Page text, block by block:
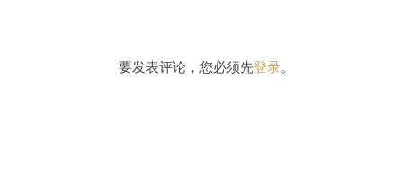
要发表评论，您必须先登录。